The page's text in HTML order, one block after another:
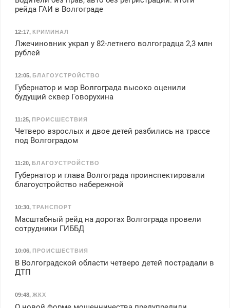
рейда ГАИ в Волгограде
12:17, КРИМИНАЛ
Лжечиновник украл у 82-летнего волгоградца 2,3 млн
рублей
12:05, БЛАГОУСТРОЙСТВО
Губернатор и мэр Волгограда высоко оценили
будущий сквер Говорухина
11:25, ПРОИСШЕСТВИЯ
Четверо взрослых и двое детей разбились на трассе
под Волгоградом
11:20, БЛАГОУСТРОЙСТВО
Губернатор и глава Волгограда проинспектировали
благоустройство набережной
10:30, ТРАНСПОРТ
Масштабный рейд на дорогах Волгограда провели
сотрудники ГИББД
10:06, ПРОИСШЕСТВИЯ
В Волгоградской области четверо детей пострадали в
ДТП
09:48, ЖКХ